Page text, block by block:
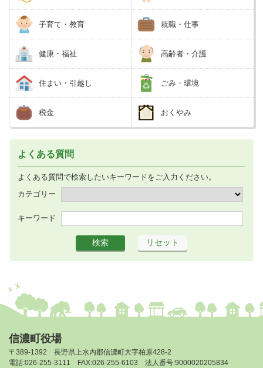
子育て・教育 就職・仕事
健康・福祉 高齢者・介護
住まい・引越し ごみ・環境
税金 おくやみ
よくある質問
よくある質問で検索したいキーワードをご入力ください。
カテゴリー
キーワード
信濃町役場
〒389-1392 長野県上水内郡信濃町大字柏原428-2
電話:026-255-3111 FAX:026-255-6103 法人番号:9000020205834